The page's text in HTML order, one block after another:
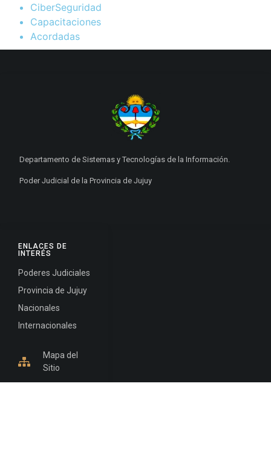
CiberSeguridad
Capacitaciones
Acordadas
ENLACES DE
INTERÉS
Poderes Judiciales
Provincia de Jujuy
Nacionales
Internacionales
Mapa del
Sitio
Departamento de Sistemas y Tecnologías de la Información.
Poder Judicial de la Provincia de Jujuy